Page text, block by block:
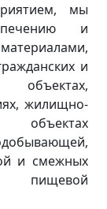
мы
и
и
объектах,
жилищно-
объектах
и смежных
пищевой